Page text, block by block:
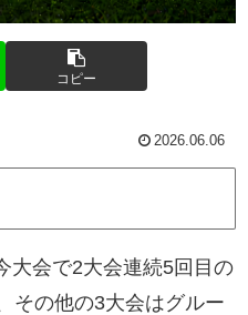
コピー
2026.06.06
大会で2大会連続5回目の
その他の3大会はグルー